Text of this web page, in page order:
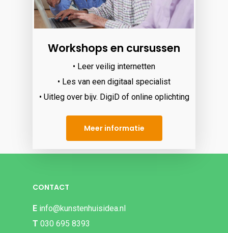
Workshops en cursussen
• Leer veilig internetten
• Les van een digitaal specialist
• Uitleg over bijv. DigiD of online oplichting
Meer informatie
CONTACT
E info@kunstenhuisidea.nl
T 030 695 8393